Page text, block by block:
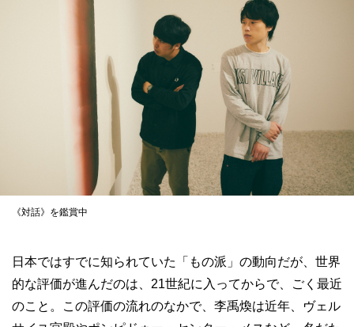
《対話》を鑑賞中
日本ではすでに知られていた「もの派」の動向だが、世界
的な評価が進んだのは、21世紀に入ってからで、ごく最近
のこと。この評価の流れのなかで、李禹煥は近年、ヴェル